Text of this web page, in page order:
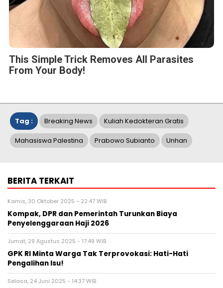
This Simple Trick Removes All Parasites
From Your Body!
Tag : Breaking News Kuliah Kedokteran Gratis
Mahasiswa Palestina Prabowo Subianto Unhan
BERITA TERKAIT
Kamis, 30 Oktober 2025 - 22:47 WIB
Kompak, DPR dan Pemerintah Turunkan Biaya
Penyelenggaraan Haji 2026
Jumat, 29 Agustus 2025 - 17:49 WIB
GPK RI Minta Warga Tak Terprovokasi: Hati-Hati
Pengalihan Isu!
Selasa, 24 Juni 2025 - 14:37 WIB